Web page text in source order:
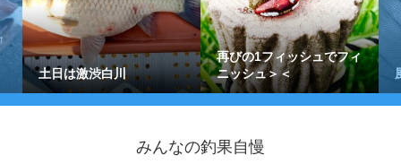
土日は激渋白川
再びの1フィッシュでフィ
ニッシュ＞＜
みんなの釣果自慢